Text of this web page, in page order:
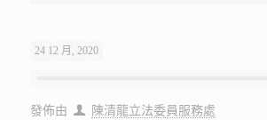
24 12 月, 2020
發佈由 陳清龍立法委員服務處